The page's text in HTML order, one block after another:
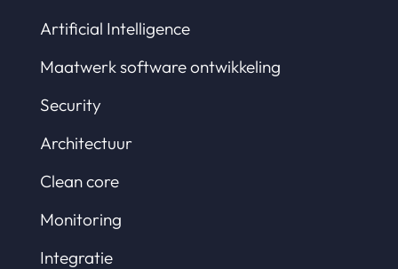
Artificial Intelligence
Maatwerk software ontwikkeling
Security
Architectuur
Clean core
Monitoring
Integratie